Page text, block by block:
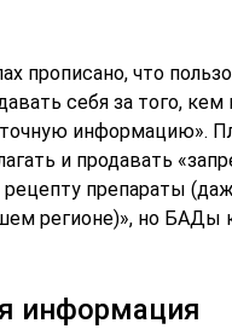
прописано, что
себя за того, кем
информацию».
и продавать
препараты
регионе)», но БАДы
информация